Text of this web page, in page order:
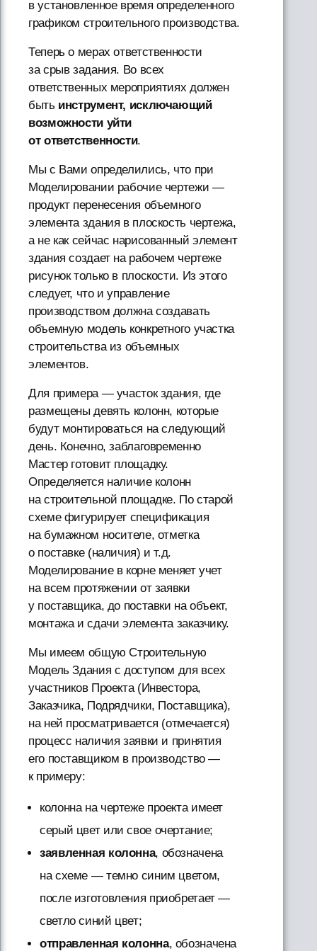
в установленное время определенного
графиком строительного производства.
Теперь о мерах ответственности
за срыв задания. Во всех
ответственных мероприятиях должен
быть инструмент, исключающий
возможности уйти
от ответственности.
Мы с Вами определились, что при
Моделировании рабочие чертежи —
продукт перенесения объемного
элемента здания в плоскость чертежа,
а не как сейчас нарисованный элемент
здания создает на рабочем чертеже
рисунок только в плоскости. Из этого
следует, что и управление
производством должна создавать
объемную модель конкретного участка
строительства из объемных
элементов.
Для примера — участок здания, где
размещены девять колонн, которые
будут монтироваться на следующий
день. Конечно, заблаговременно
Мастер готовит площадку.
Определяется наличие колонн
на строительной площадке. По старой
схеме фигурирует спецификация
на бумажном носителе, отметка
о поставке (наличия) и т.д.
Моделирование в корне меняет учет
на всем протяжении от заявки
у поставщика, до поставки на объект,
монтажа и сдачи элемента заказчику.
Мы имеем общую Строительную
Модель Здания с доступом для всех
участников Проекта (Инвестора,
Заказчика, Подрядчики, Поставщика),
на ней просматривается (отмечается)
процесс наличия заявки и принятия
его поставщиком в производство —
к примеру:
колонна на чертеже проекта имеет
серый цвет или свое очертание;
заявленная колонна, обозначена
на схеме — темно синим цветом,
после изготовления приобретает —
светло синий цвет;
отправленная колонна, обозначена